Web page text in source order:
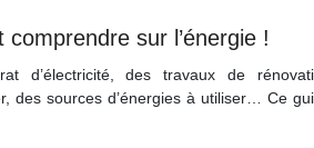
sur l’énergie !
d’électricité, des travaux de
des sources d’énergies à utiliser… Ce